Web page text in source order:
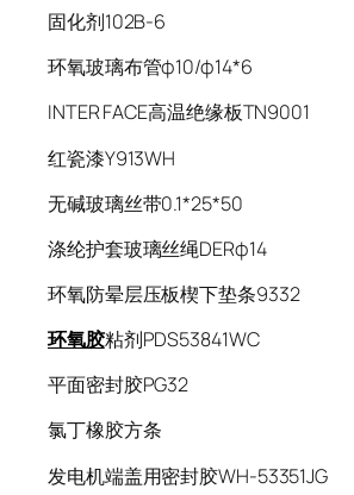
固化剂102B-6
环氧玻璃布管φ10/φ14*6
INTER FACE高温绝缘板TN9001
红瓷漆Y913WH
无碱玻璃丝带0.1*25*50
涤纶护套玻璃丝绳DERφ14
环氧防晕层压板楔下垫条9332
环氧胶粘剂PDS53841WC
平面密封胶PG32
氯丁橡胶方条
发电机端盖用密封胶WH-53351JG